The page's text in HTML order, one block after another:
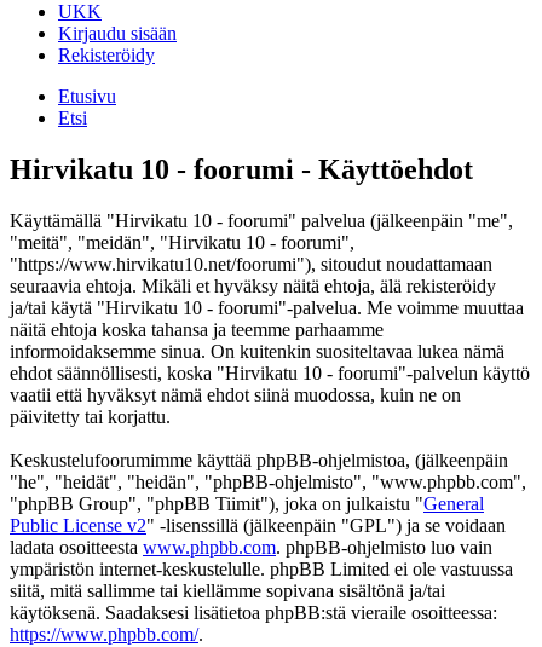
UKK
Kirjaudu sisään
Rekisteröidy
Etusivu
Etsi
Hirvikatu 10 - foorumi - Käyttöehdot
Käyttämällä "Hirvikatu 10 - foorumi" palvelua (jälkeenpäin "me",
"meitä", "meidän", "Hirvikatu 10 - foorumi",
"https://www.hirvikatu10.net/foorumi"), sitoudut noudattamaan
seuraavia ehtoja. Mikäli et hyväksy näitä ehtoja, älä rekisteröidy
ja/tai käytä "Hirvikatu 10 - foorumi"-palvelua. Me voimme muuttaa
näitä ehtoja koska tahansa ja teemme parhaamme
informoidaksemme sinua. On kuitenkin suositeltavaa lukea nämä
ehdot säännöllisesti, koska "Hirvikatu 10 - foorumi"-palvelun käyttö
vaatii että hyväksyt nämä ehdot siinä muodossa, kuin ne on
päivitetty tai korjattu.
Keskustelufoorumimme käyttää phpBB-ohjelmistoa, (jälkeenpäin
"he", "heidät", "heidän", "phpBB-ohjelmisto", "www.phpbb.com",
"phpBB Group", "phpBB Tiimit"), joka on julkaistu "General
Public License v2" -lisenssillä (jälkeenpäin "GPL") ja se voidaan
ladata osoitteesta www.phpbb.com. phpBB-ohjelmisto luo vain
ympäristön internet-keskustelulle. phpBB Limited ei ole vastuussa
siitä, mitä sallimme tai kiellämme sopivana sisältönä ja/tai
käytöksenä. Saadaksesi lisätietoa phpBB:stä vieraile osoitteessa:
https://www.phpbb.com/.